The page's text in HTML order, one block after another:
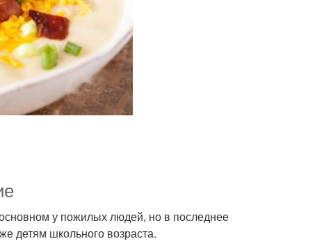
у пожилых людей, но в последнее
детям школьного возраста.